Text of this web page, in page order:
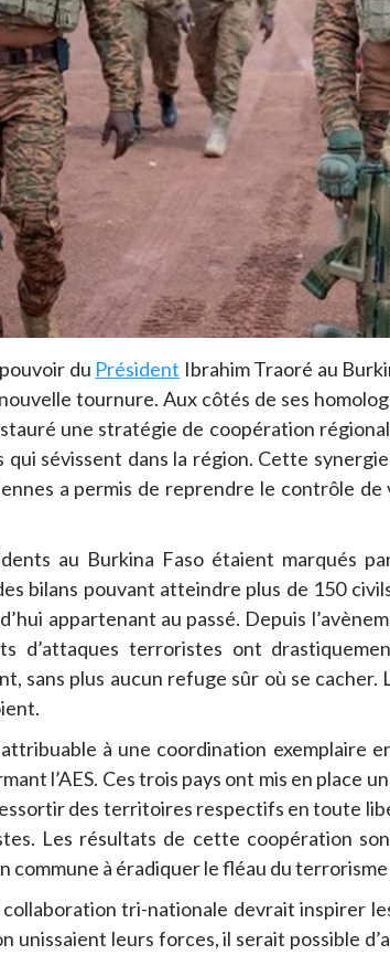
du Président Ibrahim Traoré au
tournure. Aux côtés de ses
une stratégie de coopération
sévissent dans la région. Cette
a permis de reprendre le contrôle
au Burkina Faso étaient marqués
bilans pouvant atteindre plus de 150
appartenant au passé. Depuis
d’attaques terroristes ont
sans plus aucun refuge sûr où se cacher.
à une coordination exemplaire
l’AES. Ces trois pays ont mis en place
des territoires respectifs en toute
Les résultats de cette coopération
commune à éradiquer le fléau du terrorisme
collaboration tri-nationale devrait inspirer
unissaient leurs forces, il serait possible